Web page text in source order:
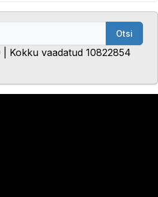
Otsi
Kokku vaadatud 10822854